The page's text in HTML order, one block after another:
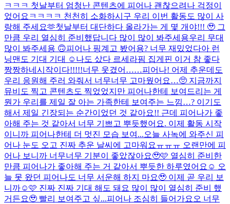
ㅋㅋㅋ 첫날부터 엄청난 콘텐츠에 피어나 괜찮으려나 걱정이
었어요ㅋㅋㅋㅋ 천천히 소화하시구 우리 이번 활동도 많이 사
랑해 주세요🫶첫날부터 대단하다 올라가는 게 몇 개야!!! 🥹 그
만큼 우리 열심히 준비했답니다 많이 많이 봐주세용우리 무대
많이 봐주세용 🙃피어나 핑계고 봤어용? 너무 재밌었다아 런
닝맨도 기대 기대 ☺️ 나도 샀다 르세라핌 집게핀 이거 참 좋다
짱짱하네 시작이다!!!!!너무 웃겼어……피어나! 어제 추운데도
우리 응원해 주러 와줘서 너무너무 고마웠어요…🥺 지금까지
뮤비도 찍고 콘텐츠도 찍었었지만 피어나한테 보여드리는 게
뭔가 우리를 제일 잘 아는 가족한테 보여주는 느낌…? 이기도
해서 제일 긴장되는 순간이었던 것 같아요!! 근데 피어나가 좋
아해 주는 것 같아서 너무 기쁘고 뿌듯했어요. 이제 활동 시작
이니까 피어나한테 더 멋진 모습 보여...오늘 사녹에 와주신 피
어나 눈도 오고 진짜 추운 날씨에 고마워요ㅠㅠㅠ 오랜만에 피
어나 보니까 너무너무 기분이 좋았잖아요🥹🩷 열심히 준비한
만큼 피어나가 좋아해 주는 거 같아서 뿌듯한 하루였어요☺️ 오
늘 못 왔던 피어나도 너무 서운해 하지 마요🥹 이제 곧 우리 보
니까☺️🩷 진짜 진짜 기대 해도 돼요 많이 많이 열심히 준비 했
거든요🥹 빨리 보여주고 싶...피어나 조심히 들어가요오 너무